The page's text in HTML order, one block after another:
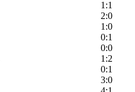
1:1
2:0
1:0
0:1
0:0
1:2
0:1
3:0